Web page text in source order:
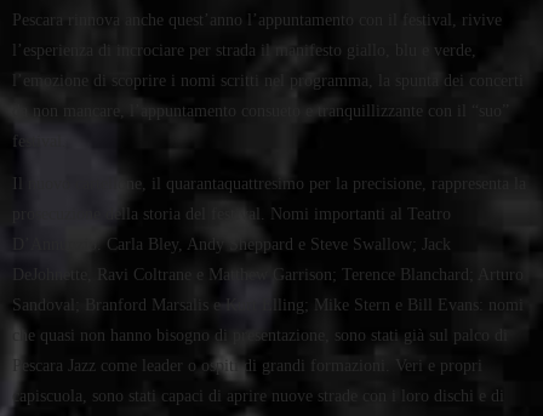
Pescara rinnova anche quest’anno l’appuntamento con il festival, rivive
l’esperienza di incrociare per strada il manifesto giallo, blu e verde,
l’emozione di scoprire i nomi scritti nel programma, la spunta dei concerti
da non mancare, l’appuntamento consueto e tranquillizzante con il “suo”
festival.
Il nuovo cartellone, il quarantaquattresimo per la precisione, rappresenta la
prosecuzione della storia del festival. Nomi importanti al Teatro
D’Annunzio. Carla Bley, Andy Sheppard e Steve Swallow; Jack
DeJohnette, Ravi Coltrane e Matthew Garrison; Terence Blanchard; Arturo
Sandoval; Branford Marsalis e Kurt Elling; Mike Stern e Bill Evans: nomi
che quasi non hanno bisogno di presentazione, sono stati già sul palco di
Pescara Jazz come leader o ospiti di grandi formazioni. Veri e propri
capiscuola, sono stati capaci di aprire nuove strade con i loro dischi e di